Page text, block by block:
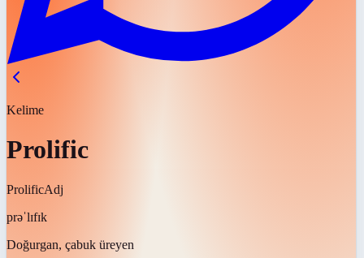
Kelime
Prolific
ProlificAdj
prəˈlɪfɪk
Doğurgan, çabuk üreyen